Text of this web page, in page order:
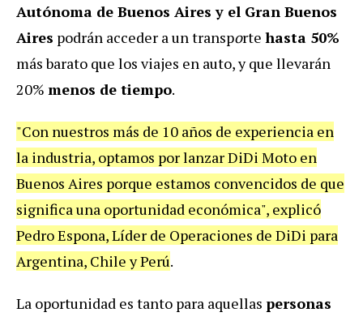
Autónoma de Buenos Aires y el Gran Buenos
Aires podrán acceder a un transporte hasta 50%
más barato que los viajes en auto, y que llevarán
20% menos de tiempo.
"Con nuestros más de 10 años de experiencia en
la industria, optamos por lanzar DiDi Moto en
Buenos Aires porque estamos convencidos de que
significa una oportunidad económica", explicó
Pedro Espona, Líder de Operaciones de DiDi para
Argentina, Chile y Perú.
La oportunidad es tanto para aquellas personas